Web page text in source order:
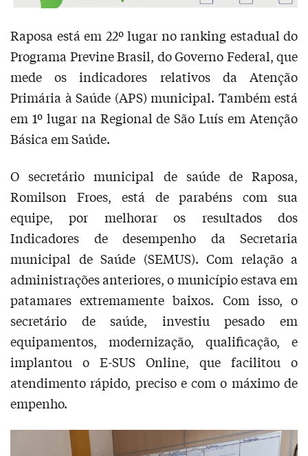
Raposa está em 22º lugar no ranking estadual do
Programa Previne Brasil, do Governo Federal, que
mede os indicadores relativos da Atenção
Primária à Saúde (APS) municipal. Também está
em 1º lugar na Regional de São Luís em Atenção
Básica em Saúde.
O secretário municipal de saúde de Raposa,
Romilson Froes, está de parabéns com sua
equipe, por melhorar os resultados dos
Indicadores de desempenho da Secretaria
municipal de Saúde (SEMUS). Com relação a
administrações anteriores, o município estava em
patamares extremamente baixos. Com isso, o
secretário de saúde, investiu pesado em
equipamentos, modernização, qualificação, e
implantou o E-SUS Online, que facilitou o
atendimento rápido, preciso e com o máximo de
empenho.